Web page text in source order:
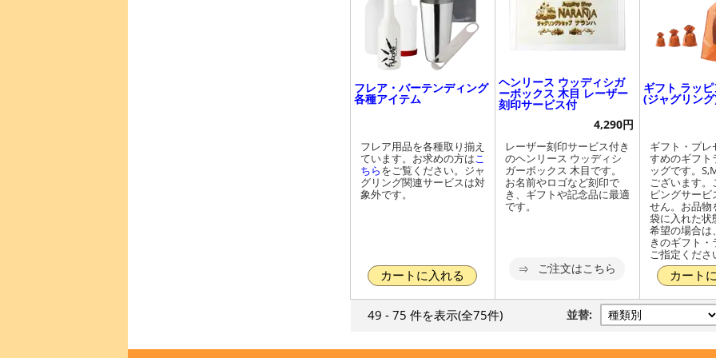
フレア・バーテンディング
各種アイテム
フレア用品を各種取り揃え
ています。お求めの方は こ
ちらをご覧ください。ジャ
グリング関連サービスは対
象外です。
カートに入れる
ヘンリース ウッディシガ
ーボックス 木目 レーザー
刻印サービス付
4,290円
レーザー刻印サービス付き
のヘンリース ウッディシ
ガーボックス 木目です。
お名前やロゴなど刻印で
き、ギフトや記念品に最適
です。
ご注文はこちら
ギフト ラッ
(ジャグリン
ギフト・プレ
すめのギフト
ッグです。
ございます
ピングサー
せん。お品物
袋に入れた状
希望の場合は
きのギフト
ご指定くださ
カート
49 - 75 件を表示(全75件) 並替: